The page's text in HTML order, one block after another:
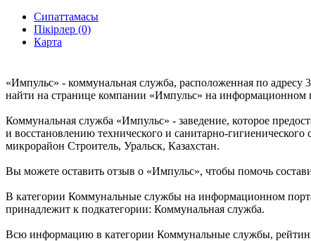
Сипаттамасы
Пікірлер (0)
Карта
«Импульс» - коммунальная служба, расположенная по
найти на странице компании «Импульс» на информационном
Коммунальная служба «Импульс» - заведение, которое
и восстановлению технического и санитарно-
микрорайон Строитель, Уральск, Казахстан.
Вы можете оставить отзыв о «Импульс», чтобы помочь
В категории Коммунальные службы на информационном
принадлежит к подкатегории: Коммунальная служба.
Всю информацию в категории Коммунальные службы,